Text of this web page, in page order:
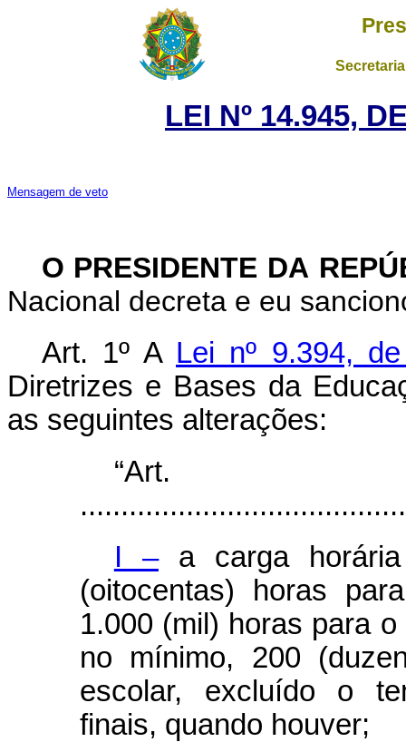
LEI Nº 14.945,
Mensagem de veto
O PRESIDENTE DA
Nacional decreta e eu
Art. 1º A Lei nº 9.394,
Diretrizes e Bases da
as seguintes alterações:
I –a carga
(oitocentas) horas
1.000 (mil) horas para
no mínimo, 200
escolar, excluído o
finais, quando houver;